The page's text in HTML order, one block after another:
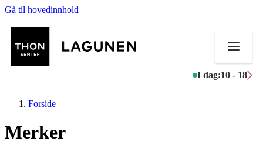
Gå til hovedinnhold
I dag:10 - 18
Forside
Merker